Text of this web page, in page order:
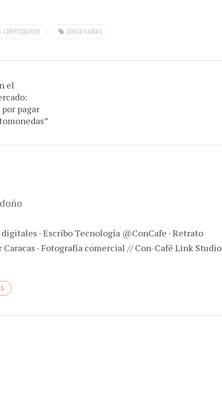
CRYPTOBUYER JORGE FARÍAS
el
por pagar
· Escribo Tecnología @ConCafe · Retrato
· Fotografía comercial // Con-Café Link Studio